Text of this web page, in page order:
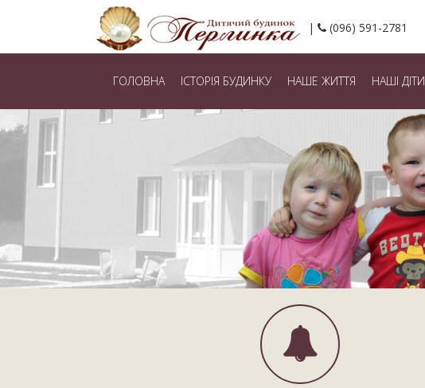
(096) 591-2781
ГОЛОВНА ІСТОРІЯ БУДИНКУ НАШЕ ЖИТТЯ НАШІ ДІТИ